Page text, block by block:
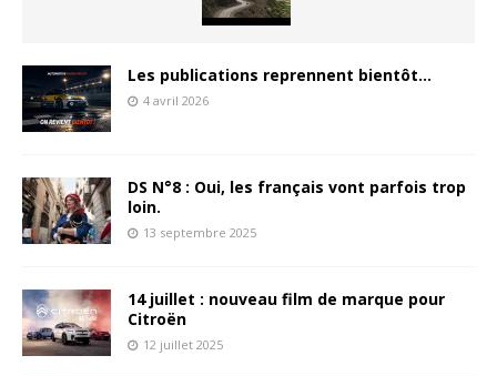
Les publications reprennent bientôt…
4 avril 2026
DS N°8 : Oui, les français vont parfois trop
loin.
13 septembre 2025
14 juillet : nouveau film de marque pour
Citroën
12 juillet 2025